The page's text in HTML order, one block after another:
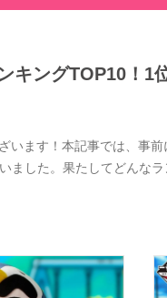
キングTOP10！1
ます！本記事では、事前
ました。果たしてどんな